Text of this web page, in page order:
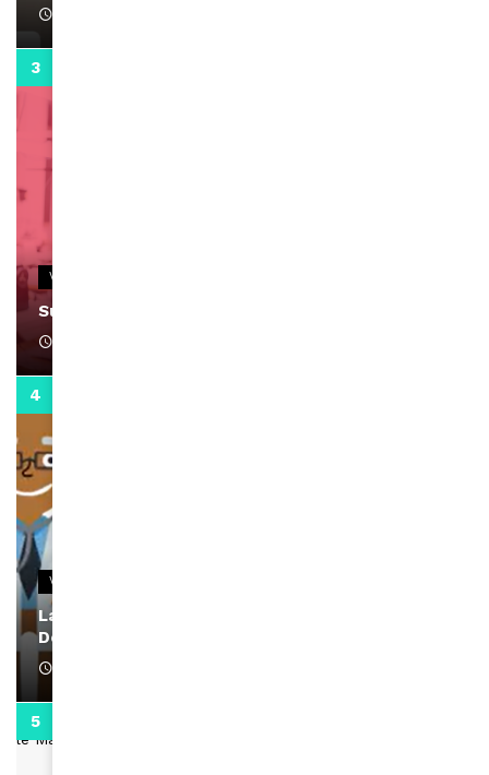
VIDEOS
Support Black Business Wee-kend
VIDEOS
La rubrique santé speciale coronavirus du
Docteur Makanda